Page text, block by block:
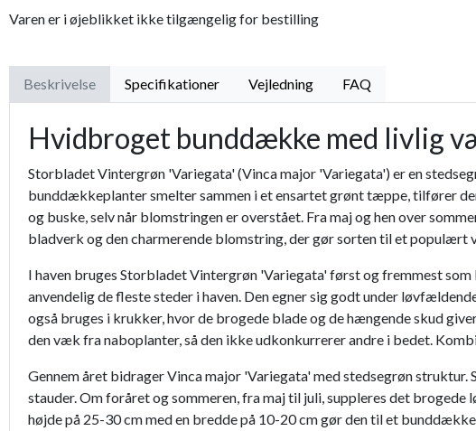
Varen er i øjeblikket ikke tilgængelig for bestilling
Beskrivelse Specifikationer Vejledning FAQ
Hvidbroget bunddække med livlig
Storbladet Vintergrøn 'Variegata' (Vinca major 'Variegata') er en
bunddækkeplanter smelter sammen i et ensartet grønt tæppe, tilfører
og buske, selv når blomstringen er overstået. Fra maj og hen over
bladverk og den charmerende blomstring, der gør sorten til et populært
I haven bruges Storbladet Vintergrøn 'Variegata' først og fremmest
anvendelig de fleste steder i haven. Den egner sig godt under
også bruges i krukker, hvor de brogede blade og de hængende skud
den væk fra naboplanter, så den ikke udkonkurrerer andre i bedet.
Gennem året bidrager Vinca major 'Variegata' med stedsegrøn
stauder. Om foråret og sommeren, fra maj til juli, suppleres det
højde på 25-30 cm med en bredde på 10-20 cm gør den til et